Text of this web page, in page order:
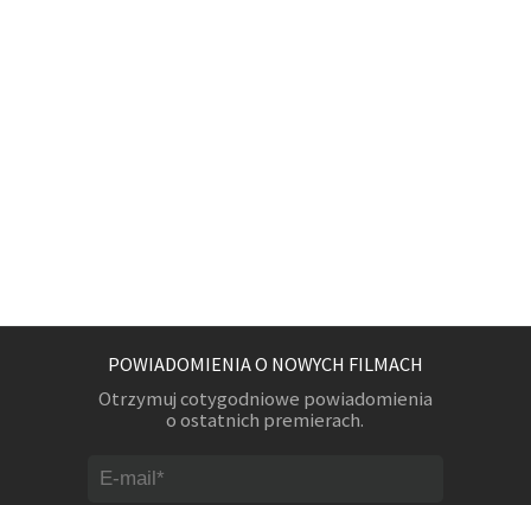
POWIADOMIENIA O NOWYCH FILMACH
Otrzymuj cotygodniowe powiadomienia
o ostatnich premierach.